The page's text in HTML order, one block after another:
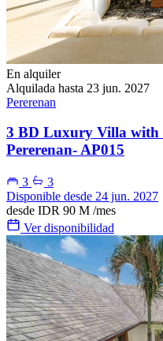
En alquiler
Alquilada hasta 23 jun. 2027
Pererenan
3 BD Luxury Villa with
Pererenan- AP015
3
3
Disponible desde 24 jun. 2027
desde IDR 90 M /mes
Ver disponibilidad